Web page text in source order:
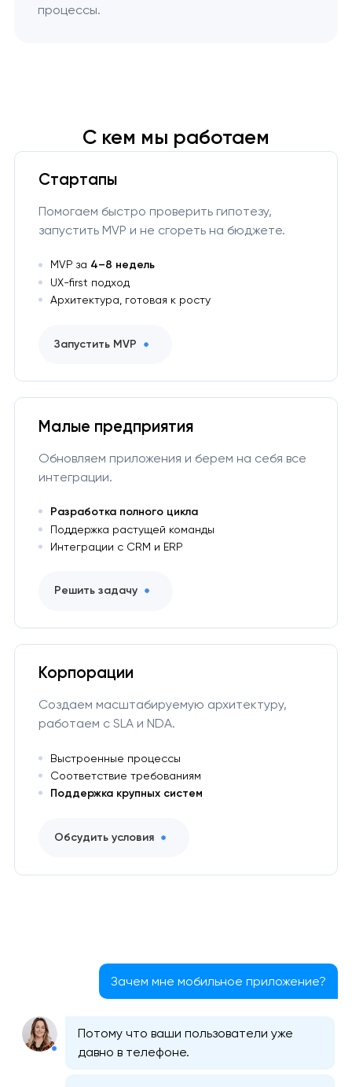
процессы.
С кем мы работаем
Стартапы
Помогаем быстро проверить гипотезу,
запустить MVP и не сгореть на бюджете.
МVP за 4–8 недель
UX-first подход
Архитектура, готовая к росту
Запустить MVP
Малые предприятия
Обновляем приложения и берем на себя все
интеграции.
Разработка полного цикла
Поддержка растущей команды
Интеграции с CRM и ERP
Решить задачу
Корпорации
Создаем масштабируемую архитектуру,
работаем с SLA и NDA.
Выстроенные процессы
Соответствие требованиям
Поддержка крупных систем
Обсудить условия
Зачем мне мобильное приложение?
Потому что ваши пользователи уже
давно в телефоне.